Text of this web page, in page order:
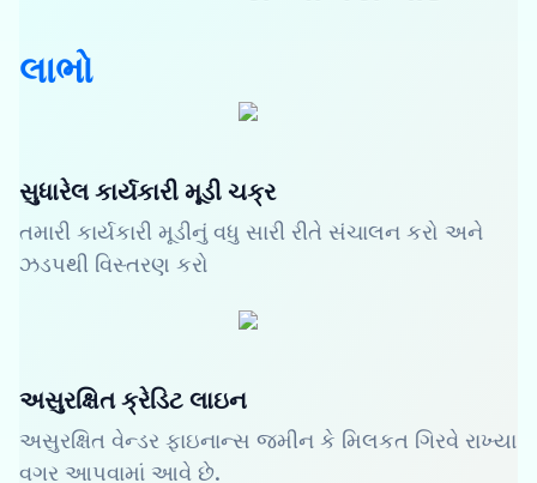
લાભો
સુધારેલ કાર્યકારી મૂડી ચક્ર
તમારી કાર્યકારી મૂડીનું વધુ સારી રીતે સંચાલન કરો અને
ઝડપથી વિસ્તરણ કરો
અસુરક્ષિત ક્રેડિટ લાઇન
અસુરક્ષિત વેન્ડર ફાઇનાન્સ જમીન કે મિલકત ગિરવે રાખ્યા
વગર આપવામાં આવે છે.